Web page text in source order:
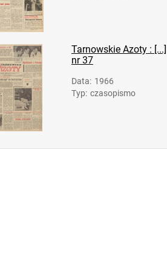
Feliksa Dzierżyńskiego. 1964, nr 21
Tarnowskie Azoty : Organ Samorządu
Robotniczego Zakładów Azotowych im.
Feliksa Dzierżyńskiego. 1964, nr 22
Tarnowskie Azoty : Organ Samorządu
Robotniczego Zakładów Azotowych im.
Feliksa Dzierżyńskiego. 1964, nr 23
Tarnowskie Azoty : Organ Samorządu
Tarnowskie Azoty : [...]
nr 37
Data: 1966
Typ: czasopismo